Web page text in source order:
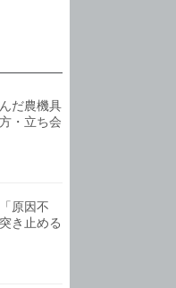
だ農機具
・立ち会
原因不
き止める